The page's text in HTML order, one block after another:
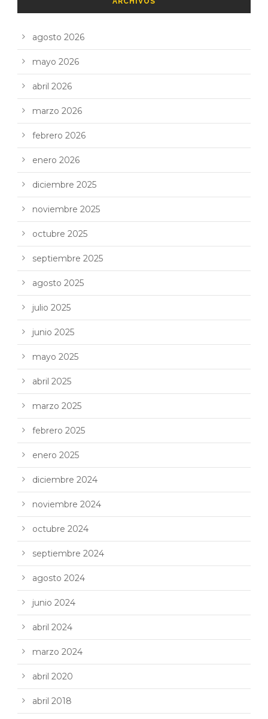
agosto 2026
mayo 2026
abril 2026
marzo 2026
febrero 2026
enero 2026
diciembre 2025
noviembre 2025
octubre 2025
septiembre 2025
agosto 2025
julio 2025
junio 2025
mayo 2025
abril 2025
marzo 2025
febrero 2025
enero 2025
diciembre 2024
noviembre 2024
octubre 2024
septiembre 2024
agosto 2024
junio 2024
abril 2024
marzo 2024
abril 2020
abril 2018